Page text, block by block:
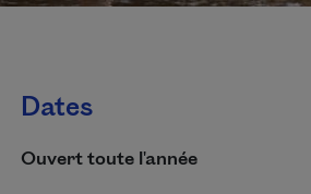
Dates
Ouvert toute l'année